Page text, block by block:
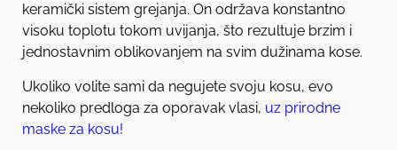
keramički sistem grejanja. On održava konstantno
visoku toplotu tokom uvijanja, što rezultuje brzim i
jednostavnim oblikovanjem na svim dužinama kose.
Ukoliko volite sami da negujete svoju kosu, evo
nekoliko predloga za oporavak vlasi, uz prirodne
maske za kosu!